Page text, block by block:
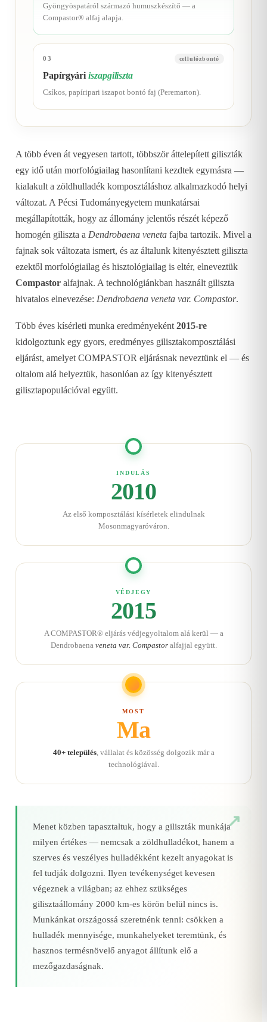
Gyöngyöspatáról származó humuszkészítő — a
Compastor® alfaj alapja.
03 cellulózbontó
Papírgyáriiszapgiliszta
Csíkos, papíripari iszapot bontó faj (Peremarton).
A több éven át vegyesen tartott, többször áttelepített giliszták
egy idő után morfológiailag hasonlítani kezdtek egymásra —
kialakult a zöldhulladék komposztáláshoz alkalmazkodó helyi
változat. A Pécsi Tudományegyetem munkatársai
megállapították, hogy az állomány jelentős részét képező
homogén giliszta a Dendrobaena veneta fajba tartozik. Mivel a
fajnak sok változata ismert, és az általunk kitenyésztett giliszta
ezektől morfológiailag és hisztológiailag is eltér, elneveztük
Compastor alfajnak. A technológiánkban használt giliszta
hivatalos elnevezése: Dendrobaena veneta var. Compastor.
Több éves kísérleti munka eredményeként 2015-re
kidolgoztunk egy gyors, eredményes gilisztakomposztálási
eljárást, amelyet COMPASTOR eljárásnak neveztünk el — és
oltalom alá helyeztük, hasonlóan az így kitenyésztett
gilisztapopulációval együtt.
INDULÁS
2010
Az első komposztálási kísérletek elindulnak
Mosonmagyaróváron.
VÉDJEGY
2015
A COMPASTOR® eljárás védjegyoltalom alá kerül — a
Dendrobaena veneta var. Compastoralfajjal együtt.
MOST
Ma
40+ település, vállalat és közösség dolgozik már a
technológiával.
Menet közben tapasztaltuk, hogy a giliszták munkája
milyen értékes — nemcsak a zöldhulladékot, hanem a
szerves és veszélyes hulladékként kezelt anyagokat is
fel tudják dolgozni. Ilyen tevékenységet kevesen
végeznek a világban; az ehhez szükséges
gilisztaállomány 2000 km‑es körön belül nincs is.
Munkánkat országossá szeretnénk tenni: csökken a
hulladék mennyisége, munkahelyeket teremtünk, és
hasznos termésnövelő anyagot állítunk elő a
mezőgazdaságnak.